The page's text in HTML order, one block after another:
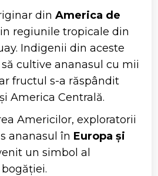
dinAmerica de
regiunile tropicale din
Indigenii din aceste
cultive ananasul cu mii
fructul s-a răspândit
America Centrală.
Americilor, exploratorii
ananasul în Europa și
un simbol al